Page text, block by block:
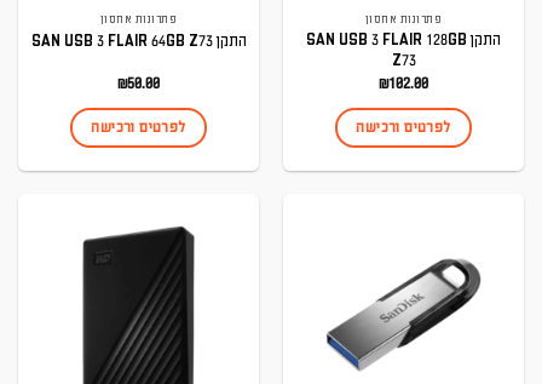
פתרונות אחסון
התקן SAN USB 3 FLAIR 128GB
Z73
₪102.00
לפרטים ורכישה
פתרונות אחסון
התקן SAN USB 3 FLAIR 64GB Z73
₪50.00
לפרטים ורכישה